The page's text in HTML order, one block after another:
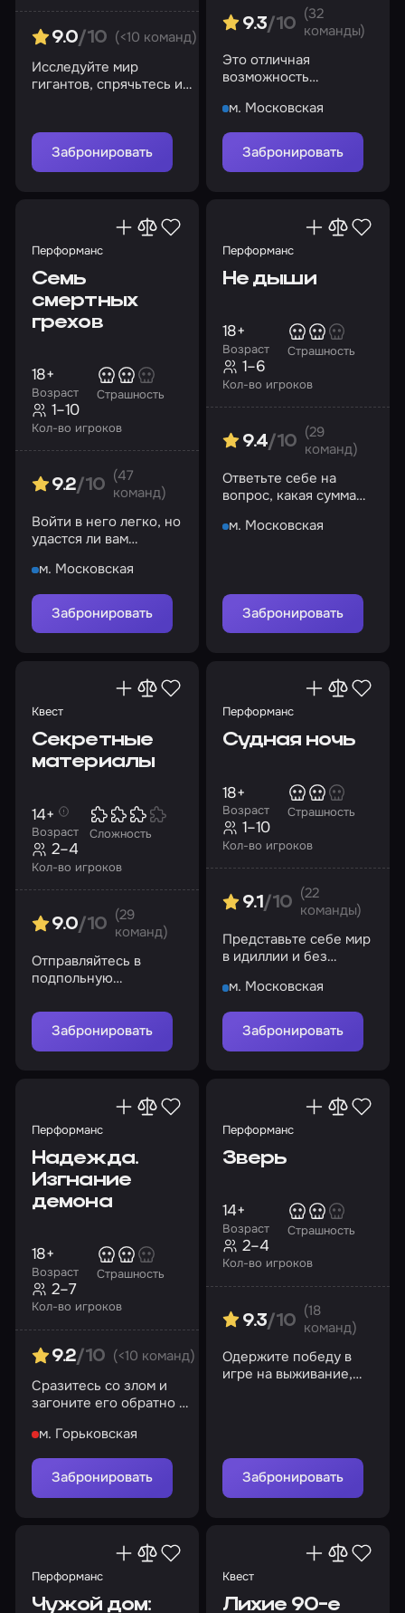
9.0/10 (<10 команд)
Исследуйте мир
гигантов, спрячьтесь и
Забронировать
9.3/10
(32
команды)
Это отличная
возможность
м. Московская
Забронировать
Перформанс
Семь
смертных
грехов
Возраст
18+
Страшность
Кол-во игроков
1–10
9.2/10
(47
команд)
Войти в него легко, но
удастся ли вам
м. Московская
Забронировать
Перформанс
Не дыши
Возраст
18+
Страшность
Кол-во игроков
1–6
9.4/10
(29
команд)
Ответьте себе на
вопрос, какая сумма
на кон жизнь?
м. Московская
Забронировать
Квест
Секретные
материалы
Возраст
14+
Сложность
Кол-во игроков
2–4
9.0/10
(29
команд)
Отправляйтесь в
подпольную
раскрыть секрет
вируса, угрожающего
миру
Забронировать
Перформанс
Судная ночь
Возраст
18+
Страшность
Кол-во игроков
1–10
9.1/10
(22
команды)
Представьте себе мир
в идиллии и без
недоверия, но что за
этим стоит?
м. Московская
Забронировать
Перформанс
Надежда.
Изгнание
демона
Возраст
18+
Страшность
Кол-во игроков
2–7
9.2/10 (<10 команд)
Сразитесь со злом и
загоните его обратно в
м. Горьковская
Забронировать
Перформанс
Зверь
Возраст
14+
Страшность
Кол-во игроков
2–4
9.3/10
(18
команд)
Одержите победу в
игре на выживание,
Забронировать
Перформанс
Чужой дом:
Квест
Лихие 90-е